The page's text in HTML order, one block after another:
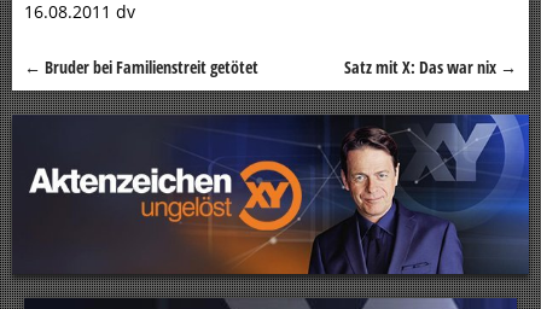
16.08.2011 dv
Beitragsnavigation
← Bruder bei Familienstreit getötet Satz mit X: Das war nix →